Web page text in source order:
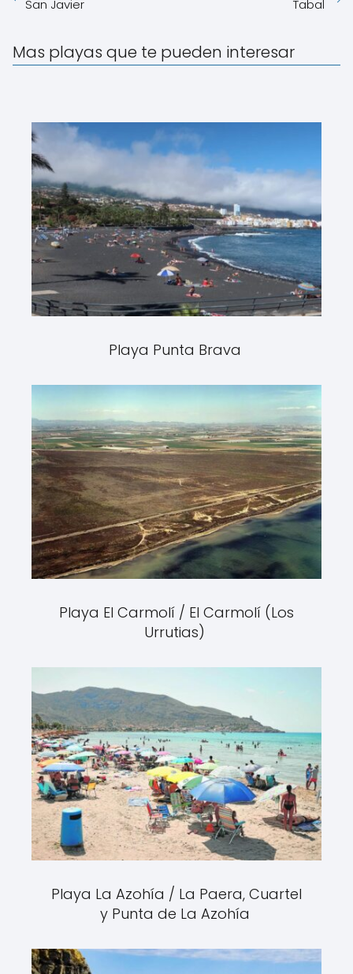
San Javier Tabal
Mas playas que te pueden interesar
Playa Punta Brava
Playa El Carmolí / El Carmolí (Los
Urrutias)
Playa La Azohía / La Paera, Cuartel
y Punta de La Azohía